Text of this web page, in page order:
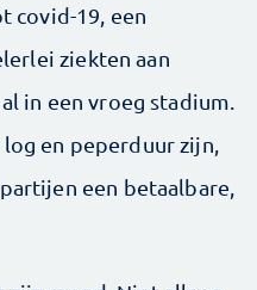
covid-19, een
ziekten aan
in een vroeg stadium.
en peperduur zijn,
een betaalbare,